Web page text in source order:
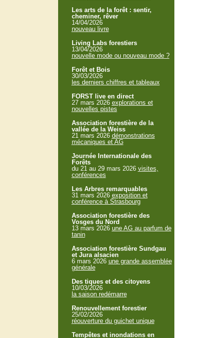
Les arts de la forêt : sentir,
cheminer, rêver
14/04/2026
nouveau livre
Living Labs forestiers
13/04/2026
nouvelle mode ou nouveau mode ?
Forêt et Bois
30/03/2026
les derniers chiffres et tableaux
FORST live en direct
27 mars 2026 explorations et
nouvelles pistes
Association forestière de la
vallée de la Weiss
21 mars 2026 démonstrations
mécaniques et AG
Journée Internationale des
Forêts
du 21 au 29 mars 2026 visites,
conférences
Les Arbres remarquables
31 mars 2026 exposition et
conférence à Strasbourg
Association forestière des
Vosges du Nord
13 mars 2026 une AG au parfum de
tanin
Association forestière Sundgau
et Jura alsacien
6 mars 2026 une grande assemblée
générale
Des tiques et des citoyens
10/03/2026
la saison redémarre
Renouvellement forestier
25/02/2026
réouverture du guichet unique
Tempêtes et inondations en